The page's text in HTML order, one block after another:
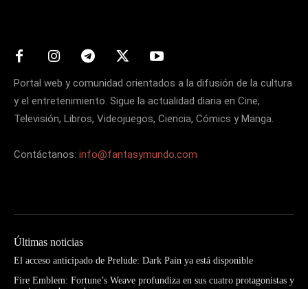
Portal web y comunidad orientados a la difusión de la cultura
y el entretenimiento. Sigue la actualidad diaria en Cine,
Televisión, Libros, Videojuegos, Ciencia, Cómics y Manga.
Contáctanos: info@fantasymundo.com
Últimas noticias
El acceso anticipado de Prelude: Dark Pain ya está disponible
Fire Emblem: Fortune’s Weave profundiza en sus cuatro protagonistas y